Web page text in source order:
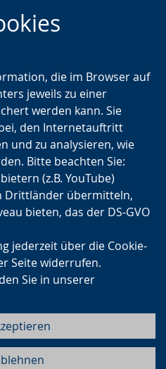
Zur
Hauptnavigation
Zur
Seitennavigation
Zum
Inhalt
die im Browser auf
jeweils zu einer
werden kann. Sie
den Internetauftritt
und zu analysieren, wie
Bitte beachten Sie:
(z.B. YouTube)
Drittländer übermitteln,
bieten, das der DS-GVO
jederzeit über die Cookie-
Seite widerrufen.
Sie in unserer